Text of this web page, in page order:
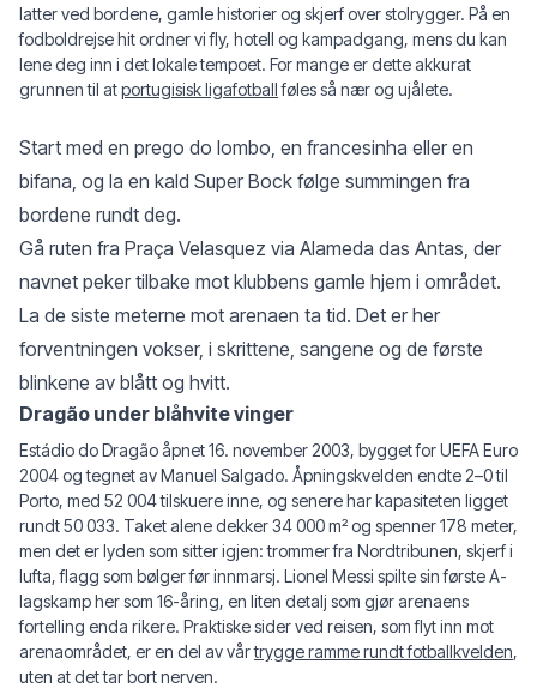
latter ved bordene, gamle historier og skjerf over stolrygger. På en
fodboldrejse hit ordner vi fly, hotell og kampadgang, mens du kan
lene deg inn i det lokale tempoet. For mange er dette akkurat
grunnen til atportugisisk ligafotballføles så nær og ujålete.
Start med en prego do lombo, en francesinha eller en
bifana, og la en kald Super Bock følge summingen fra
bordene rundt deg.
Gå ruten fra Praça Velasquez via Alameda das Antas, der
navnet peker tilbake mot klubbens gamle hjem i området.
La de siste meterne mot arenaen ta tid. Det er her
forventningen vokser, i skrittene, sangene og de første
blinkene av blått og hvitt.
Dragão under blåhvite vinger
Estádio do Dragão åpnet 16. november 2003, bygget for UEFA Euro
2004 og tegnet av Manuel Salgado. Åpningskvelden endte 2–0 til
Porto, med 52 004 tilskuere inne, og senere har kapasiteten ligget
rundt 50 033. Taket alene dekker 34 000 m² og spenner 178 meter,
men det er lyden som sitter igjen: trommer fra Nordtribunen, skjerf i
lufta, flagg som bølger før innmarsj. Lionel Messi spilte sin første A-
lagskamp her som 16-åring, en liten detalj som gjør arenaens
fortelling enda rikere. Praktiske sider ved reisen, som flyt inn mot
arenaområdet, er en del av vårtrygge ramme rundt fotballkvelden,
uten at det tar bort nerven.